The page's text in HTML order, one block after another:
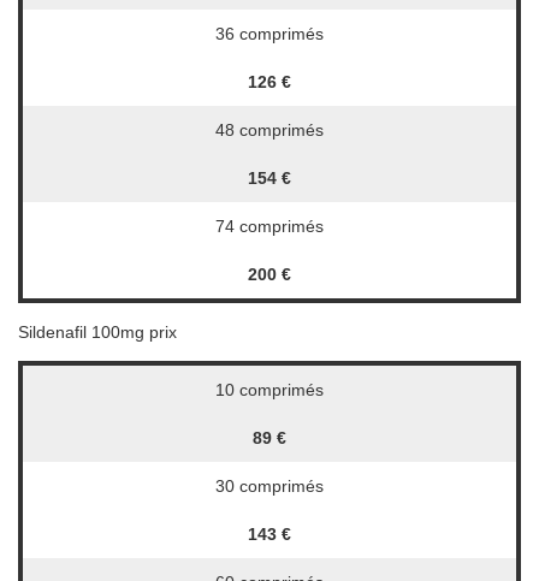
36 comprimés
126 €
48 comprimés
154 €
74 comprimés
200 €
Sildenafil 100mg prix
10 comprimés
89 €
30 comprimés
143 €